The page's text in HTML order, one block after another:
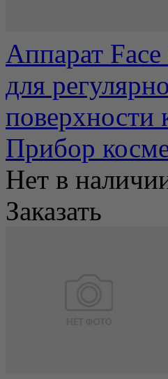
Аппарат
для
поверхности
Прибор
Нет в
Заказать